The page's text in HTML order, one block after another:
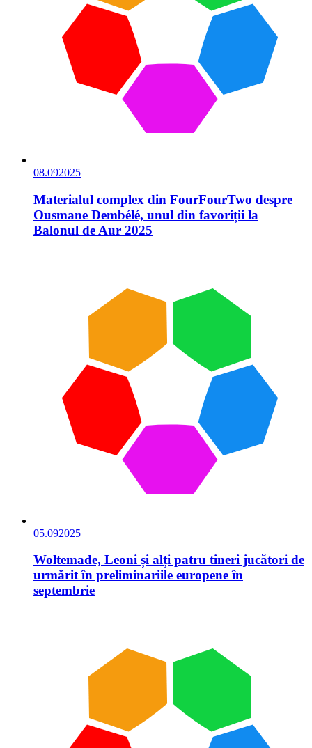
08.092025
Materialul complex din FourFourTwo despre
Ousmane Dembélé, unul din favoriții la
Balonul de Aur 2025
05.092025
Woltemade, Leoni și alți patru tineri jucători de
urmărit în preliminariile europene în
septembrie